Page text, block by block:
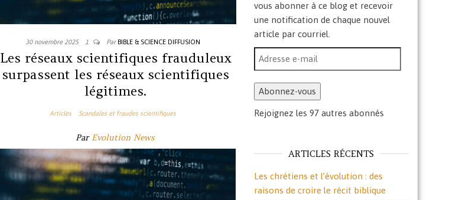
30 novembre 2025 1 Par BIBLE & SCIENCE DIFFUSION
Les réseaux scientifiques frauduleux
surpassent les réseaux scientifiques
légitimes.
Articles Scandales et fraudes scientifiques
Par Evolution News
vous abonner à ce blog et recevoir
une notification de chaque nouvel
article par courriel.
Adresse e-mail
Abonnez-vous
Rejoignez les 97 autres abonnés
ARTICLES RÉCENTS
Les chrétiens et l’évolution : des
raisons de croire le récit biblique